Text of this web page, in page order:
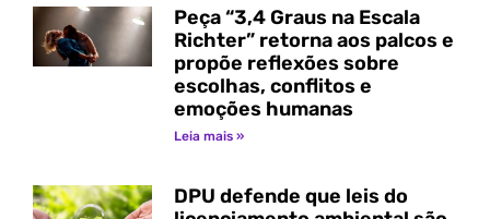
Peça “3,4 Graus na Escala
Richter” retorna aos palcos e
propõe reflexões sobre
escolhas, conflitos e
emoções humanas
Leia mais »
DPU defende que leis do